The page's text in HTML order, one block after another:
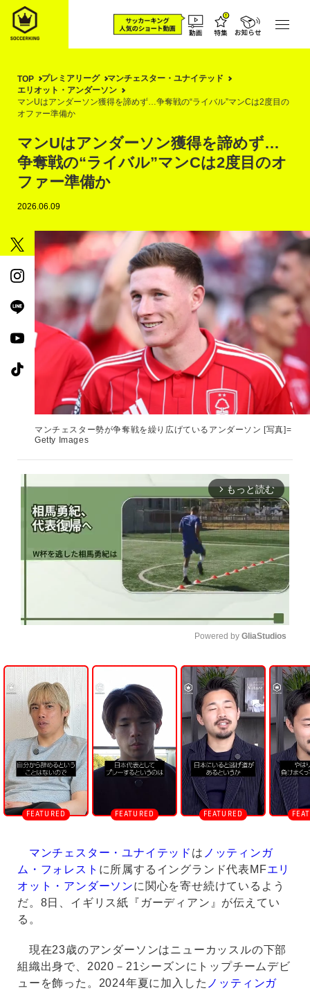
TOP プレミアリーグ
マンチェスター・ユナイテッド
エリオット・アンダーソン
マンUはアンダーソン獲得を諦めず…争奪戦の“ライバル”マンCは2度目の
オファー準備か
マンUはアンダーソン獲得を諦めず…
争奪戦の“ライバル”マンCは2度目のオ
ファー準備か
2026.06.09
マンチェスター勢が争奪戦を繰り広げているアンダーソン [写真]=
Getty Images
arrow_forward_ios もっと読む
U
n
m
u
t
e
Powered by GliaStudios
マンチェスター・ユナイテッド は ノッティンガ
ム・フォレスト に所属するイングランド代表MFエリ
オット・アンダーソンに関心を寄せ続けているよう
だ。8日、イギリス紙『ガーディアン』が伝えてい
る。
現在23歳のアンダーソンはニューカッスルの下部
組織出身で、2020－21シーズンにトップチームデビ
ューを飾った。2024年夏に加入した ノッティンガ